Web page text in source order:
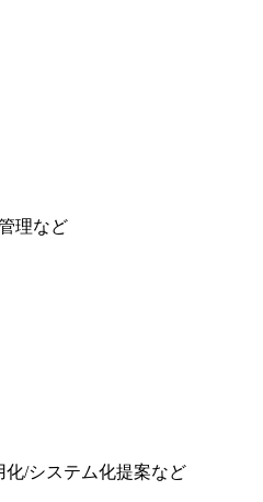
理など
/システム化提案など